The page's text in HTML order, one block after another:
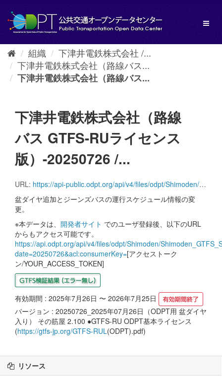
し
組織
下津井電鉄株式会社 /...
下津井電鉄株式会社（路線バス...
下津井電鉄株式会社（路線バス...
下津井電鉄株式会社（路線
バス GTFS-RUライセンス
版）-20250726 /...
URL: https://api-public.odpt.org/api/v4/files/odpt/Shimoden/Shimoden_GTFS_Static.zip?date=20250726
盆ダイヤ追加とジーンズバスの運行スケジュール情報の変
更。
※本データは、 開発者サイト でのユーザ登録後、以下のURL
からもアクセス可能です。
https://api.odpt.org/api/v4/files/odpt/Shimoden/
date=20250726&acl:consumerKey=[アクセストーク
ン/YOUR_ACCESS_TOKEN]
有効期間 : 2025年7月26日 〜 2026年7月25日
バージョン : 20250726_2025年07月26日（ODPT用 盆ダイヤ
入り） その筋屋 2.100 ●GTFS-RU ODPT基本ライセンス
(https://gtfs-jp.org/GTFS-RUL(ODPT).pdf)
リソース